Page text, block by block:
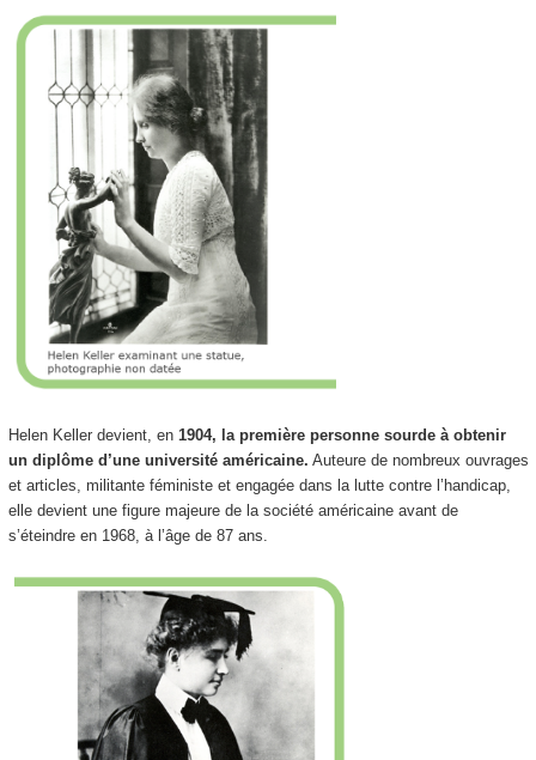
Helen Keller devient, en 1904, la première personne sourde à obtenir
un diplôme d’une université américaine. Auteure de nombreux ouvrages
et articles, militante féministe et engagée dans la lutte contre l’handicap,
elle devient une figure majeure de la société américaine avant de
s’éteindre en 1968, à l’âge de 87 ans.